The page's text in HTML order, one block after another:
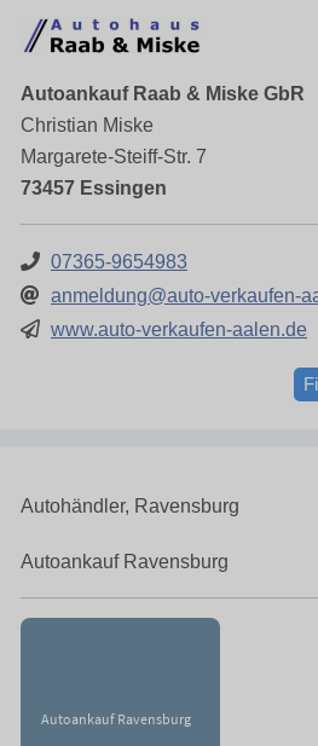
Autoankauf Raab & Miske GbR
Christian Miske
Margarete-Steiff-Str. 7
73457 Essingen
07365-9654983
anmeldung@auto-verkaufen-
www.auto-verkaufen-aalen.de
Autohändler, Ravensburg
Autoankauf Ravensburg